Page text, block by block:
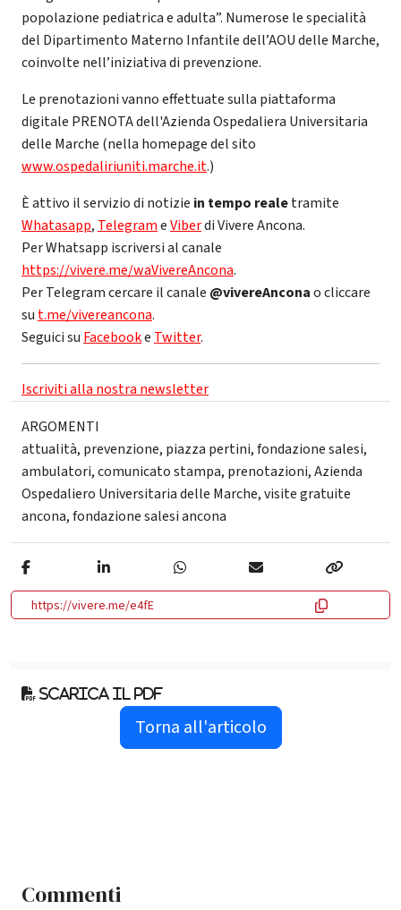
popolazione pediatrica e adulta”. Numerose le specialità
del Dipartimento Materno Infantile dell’AOU delle Marche,
coinvolte nell’iniziativa di prevenzione.
Le prenotazioni vanno effettuate sulla piattaforma
digitale PRENOTA dell'Azienda Ospedaliera Universitaria
delle Marche (nella homepage del sito
www.ospedaliriuniti.marche.it.)
È attivo il servizio di notizie in tempo realetramite
Whatasapp, TelegrameViberdi Vivere Ancona.
Per Whatsapp iscriversi al canale
https://vivere.me/waVivereAncona.
Per Telegram cercare il canale @vivereAnconao cliccare
su t.me/vivereancona.
Seguici su Facebooke Twitter.
Iscriviti alla nostra newsletter
ARGOMENTI
attualità, prevenzione, piazza pertini,fondazione salesi,
ambulatori,comunicato stampa, prenotazioni,Azienda
Ospedaliero Universitaria delle Marche,visite gratuite
ancona,fondazione salesi ancona
https://vivere.me/e4fE
Scarica il pdf
Torna all'articolo
Commenti